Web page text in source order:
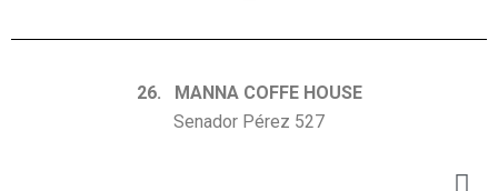
26. MANNA COFFE HOUSE
Senador Pérez 527